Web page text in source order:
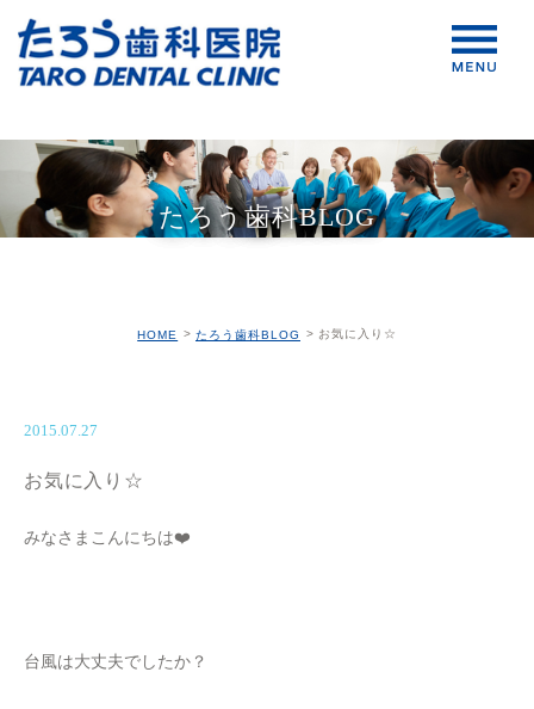
たろう歯科BLOG
HOME たろう歯科BLOG お気に入り☆
2015.07.27
お気に入り☆
みなさまこんにちは❤️
台風は大丈夫でしたか？